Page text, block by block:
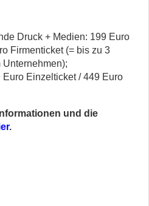
Druck + Medien: 199 Euro
Firmenticket (= bis zu 3
Einzelticket / 449 Euro
und die
.